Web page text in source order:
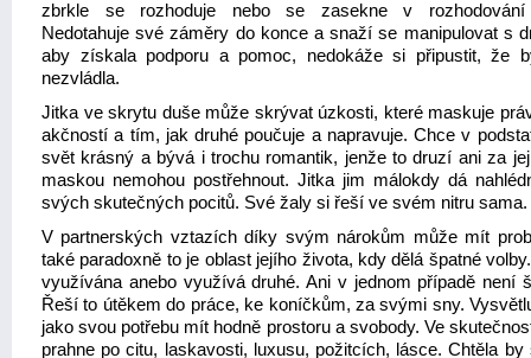
zbrkle se rozhoduje nebo se zasekne v rozhodování
Nedotahuje své záměry do konce a snaží se manipulovat s
aby získala podporu a pomoc, nedokáže si připustit, že
nezvládla.
Jitka ve skrytu duše může skrývat úzkosti, které maskuje
akčností a tím, jak druhé poučuje a napravuje. Chce v
svět krásný a bývá i trochu romantik, jenže to druzí ani za
maskou nemohou postřehnout. Jitka jim málokdy dá
svých skutečných pocitů. Své žaly si řeší ve svém nitru sama.
V partnerských vztazích díky svým nárokům může mít
také paradoxně to je oblast jejího života, kdy dělá špatné
využívána anebo využívá druhé. Ani v jednom případě není
Řeší to útěkem do práce, ke koníčkům, za svými sny.
jako svou potřebu mít hodně prostoru a svobody. Ve
prahne po citu, laskavosti, luxusu, požitcích, lásce. Chtěla by